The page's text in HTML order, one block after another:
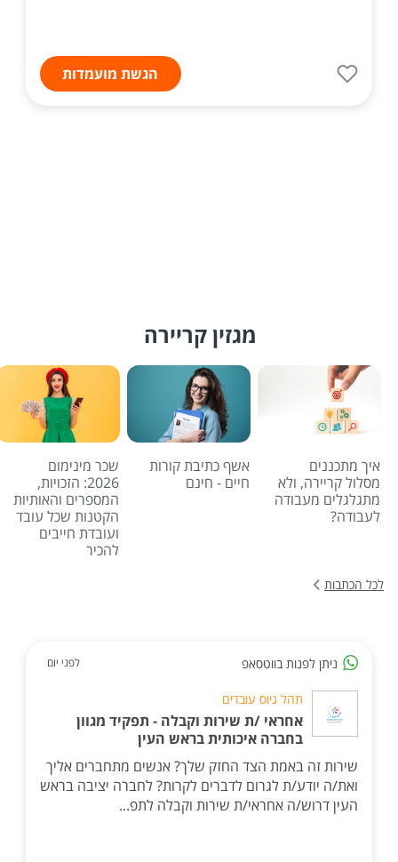
הגשת מועמדות
מגזין קריירה
איך מתכננים
מסלול קריירה, ולא
מתגלגלים מעבודה
לעבודה?
אשף כתיבת קורות
חיים - חינם
שכר מינימום
2026: הזכויות,
המספרים והאותיות
הקטנות שכל עובד
ועובדת חייבים
להכיר
לכל הכתבות
ניתן לפנות בווטסאפ לפני יום
תהל גיוס עובדים
אחראי /ת שירות וקבלה - תפקיד מגוון
בחברה איכותית בראש העין
שירות זה באמת הצד החזק שלך? אנשים מתחברים אליך
ואת/ה יודע/ת לגרום לדברים לקרות? לחברה יציבה בראש
העין דרוש/ה אחראי/ת שירות וקבלה לתפ...